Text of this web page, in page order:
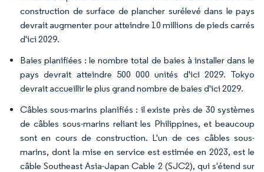
construction de surface de plancher surélevé dans le pays
devrait augmenter pour atteindre 10 millions de pieds carrés
d'ici 2029.
Baies planifiées : le nombre total de baies à installer dans le
pays devrait atteindre 500 000 unités d'ici 2029. Tokyo
devrait accueillir le plus grand nombre de baies d'ici 2029.
Câbles sous-marins planifiés : il existe près de 30 systèmes
de câbles sous-marins reliant les Philippines, et beaucoup
sont en cours de construction. L'un de ces câbles sous-
marins, dont la mise en service est estimée en 2023, est le
câble Southeast Asia-Japan Cable 2 (SJC2), qui s'étend sur